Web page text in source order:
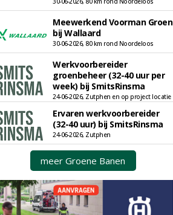
Meewerkend Voorman Groen
bij Wallaard
30-06-2026, 80 km rond Noordeloos
Werkvoorbereider
groenbeheer (32-40 uur per
week) bij SmitsRinsma
24-06-2026, Zutphen en op project locatie
Ervaren werkvoorbereider
(32-40 uur) bij SmitsRinsma
24-06-2026, Zutphen
meer Groene Banen